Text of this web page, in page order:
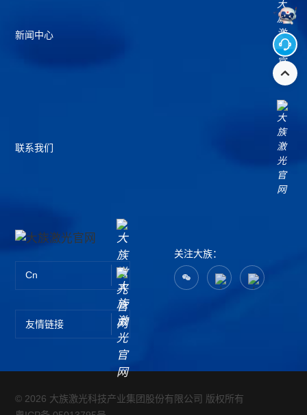
Cn
关注大族：
友情链接
新闻中心
联系我们
© 2026 大族激光科技产业集团股份有限公司 版权所有